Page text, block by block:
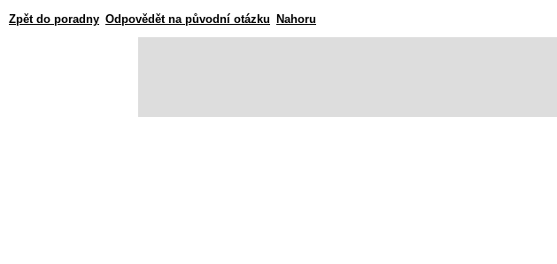
Zpět do poradny Odpovědět na původní otázku Nahoru